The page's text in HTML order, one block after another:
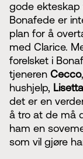
gode ekteskap
Bonafede er
plan for å
med Clarice.
forelsket i
tjeneren Cecco
hushjelp, Lisetta
det er en
å tro at de må
ham en
som vil gjøre